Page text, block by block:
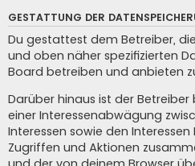
GESTATTUNG DER
Du gestattest dem Betreiber,
und oben näher spezifizierten
Board betreiben und anbieten
Darüber hinaus ist der
einer Interessenabwägung
Interessen sowie den
Zugriffen und Aktionen